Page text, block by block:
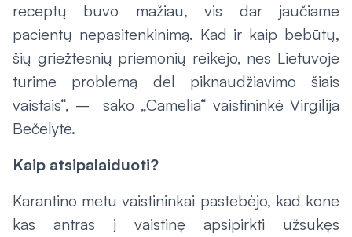
receptų buvo mažiau, vis dar jaučiame
pacientų nepasitenkinimą. Kad ir kaip bebūtų,
šių griežtesnių priemonių reikėjo, nes Lietuvoje
turime problemą dėl piknaudžiavimo šiais
vaistais“, – sako „Camelia“ vaistininkė Virgilija
Bečelytė.
Kaip atsipalaiduoti?
Karantino metu vaistininkai pastebėjo, kad kone
kas antras į vaistinę apsipirkti užsukęs